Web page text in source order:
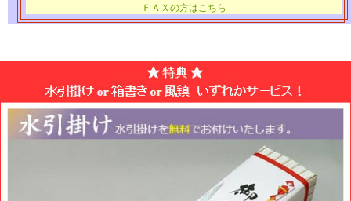
ＦＡＸの方はこちら